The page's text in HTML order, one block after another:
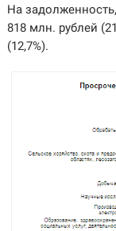
На
818 млн. рублей
(12,7%).